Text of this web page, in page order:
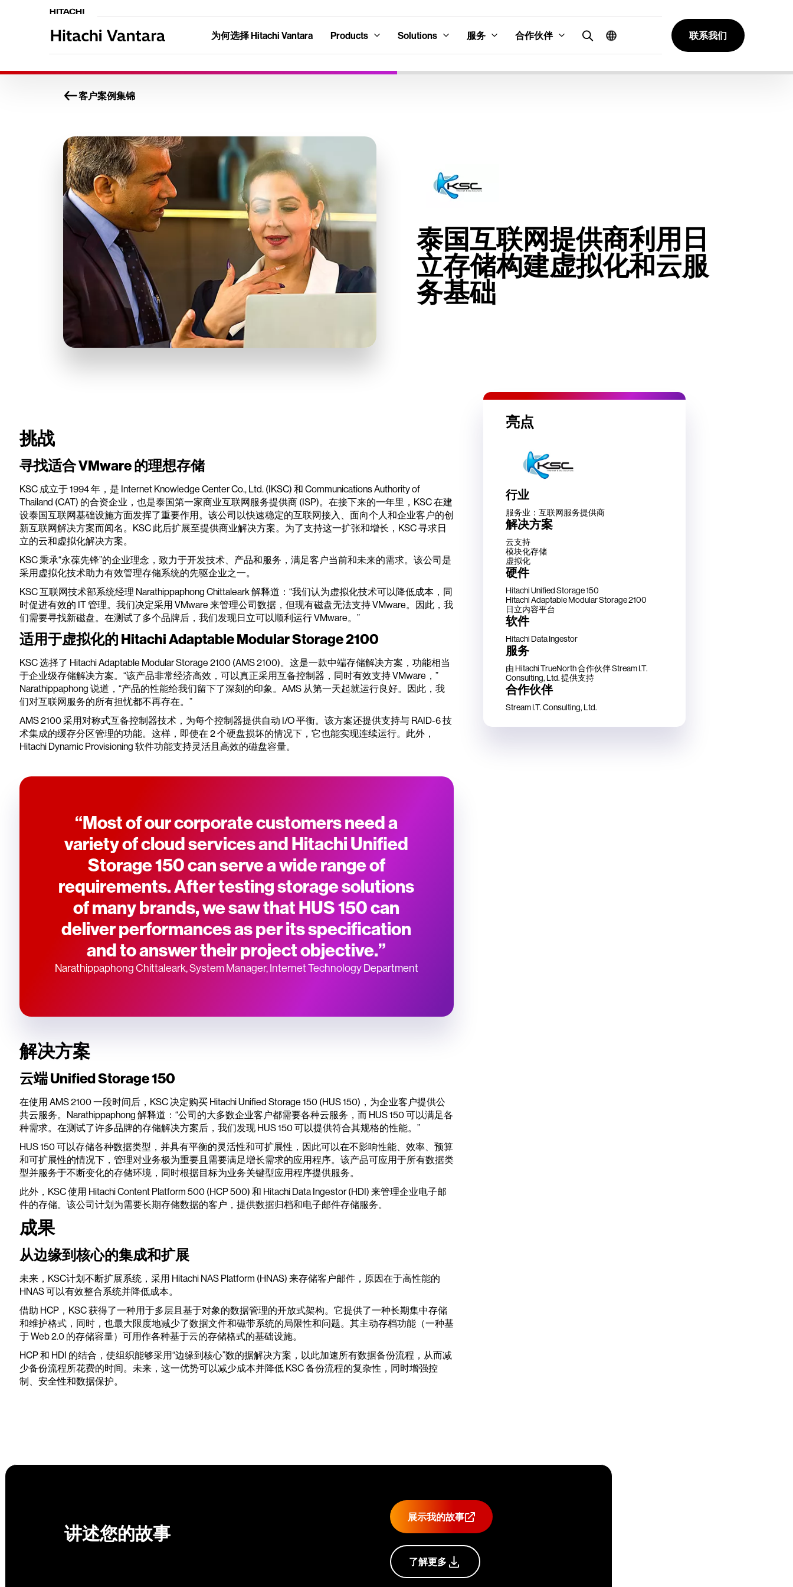
为何选择 Hitachi Vantara Products Solutions 服务 合作伙伴 联系我们
客户案例集锦
泰国互联网提供商利用日
立存储构建虚拟化和云服
务基础
挑战
寻找适合 VMware 的理想存储
KSC 成立于 1994 年，是 Internet Knowledge Center Co., Ltd. (IKSC) 和 Communications Authority of
Thailand (CAT) 的合资企业，也是泰国第一家商业互联网服务提供商 (ISP)。在接下来的一年里，KSC 在建
设泰国互联网基础设施方面发挥了重要作用。该公司以快速稳定的互联网接入、面向个人和企业客户的创
新互联网解决方案而闻名。KSC 此后扩展至提供商业解决方案。为了支持这一扩张和增长，KSC 寻求日
立的云和虚拟化解决方案。
KSC 秉承“永葆先锋”的企业理念，致力于开发技术、产品和服务，满足客户当前和未来的需求。该公司是
采用虚拟化技术助力有效管理存储系统的先驱企业之一。
KSC 互联网技术部系统经理 Narathippaphong Chittaleark 解释道：“我们认为虚拟化技术可以降低成本，同
时促进有效的 IT 管理。我们决定采用 VMware 来管理公司数据，但现有磁盘无法支持 VMware。因此，我
们需要寻找新磁盘。在测试了多个品牌后，我们发现日立可以顺利运行 VMware。”
适用于虚拟化的 Hitachi Adaptable Modular Storage 2100
KSC 选择了 Hitachi Adaptable Modular Storage 2100 (AMS 2100)。这是一款中端存储解决方案，功能相当
于企业级存储解决方案。“该产品非常经济高效，可以真正采用互备控制器，同时有效支持 VMware，”
Narathippaphong 说道，“产品的性能给我们留下了深刻的印象。AMS 从第一天起就运行良好。因此，我
们对互联网服务的所有担忧都不再存在。”
AMS 2100 采用对称式互备控制器技术，为每个控制器提供自动 I/O 平衡。该方案还提供支持与 RAID-6 技
术集成的缓存分区管理的功能。这样，即使在 2 个硬盘损坏的情况下，它也能实现连续运行。此外，
Hitachi Dynamic Provisioning 软件功能支持灵活且高效的磁盘容量。
“Most of our corporate customers need a
variety of cloud services and Hitachi Unified
Storage 150 can serve a wide range of
requirements. After testing storage solutions
of many brands, we saw that HUS 150 can
deliver performances as per its specification
and to answer their project objective.”
Narathippaphong Chittaleark, System Manager, Internet Technology Department
解决方案
云端 Unified Storage 150
在使用 AMS 2100 一段时间后，KSC 决定购买 Hitachi Unified Storage 150 (HUS 150)，为企业客户提供公
共云服务。Narathippaphong 解释道：“公司的大多数企业客户都需要各种云服务，而 HUS 150 可以满足各
种需求。在测试了许多品牌的存储解决方案后，我们发现 HUS 150 可以提供符合其规格的性能。”
HUS 150 可以存储各种数据类型，并具有平衡的灵活性和可扩展性，因此可以在不影响性能、效率、预算
和可扩展性的情况下，管理对业务极为重要且需要满足增长需求的应用程序。该产品可应用于所有数据类
型并服务于不断变化的存储环境，同时根据目标为业务关键型应用程序提供服务。
此外，KSC 使用 Hitachi Content Platform 500 (HCP 500) 和 Hitachi Data Ingestor (HDI) 来管理企业电子邮
件的存储。该公司计划为需要长期存储数据的客户，提供数据归档和电子邮件存储服务。
成果
从边缘到核心的集成和扩展
未来，KSC计划不断扩展系统，采用 Hitachi NAS Platform (HNAS) 来存储客户邮件，原因在于高性能的
HNAS 可以有效整合系统并降低成本。
借助 HCP，KSC 获得了一种用于多层且基于对象的数据管理的开放式架构。它提供了一种长期集中存储
和维护格式，同时，也最大限度地减少了数据文件和磁带系统的局限性和问题。其主动存档功能（一种基
于 Web 2.0 的存储容量）可用作各种基于云的存储格式的基础设施。
HCP 和 HDI 的结合，使组织能够采用“边缘到核心”数的据解决方案，以此加速所有数据备份流程，从而减
少备份流程所花费的时间。未来，这一优势可以减少成本并降低 KSC 备份流程的复杂性，同时增强控
制、安全性和数据保护。
亮点
行业
服务业：互联网服务提供商
解决方案
云支持
模块化存储
虚拟化
硬件
Hitachi Unified Storage 150
Hitachi Adaptable Modular Storage 2100
日立内容平台
软件
Hitachi Data Ingestor
服务
由 Hitachi TrueNorth 合作伙伴 Stream I.T.
Consulting, Ltd.提供支持
合作伙伴
Stream I.T. Consulting, Ltd.
讲述您的故事
展示我的故事
了解更多